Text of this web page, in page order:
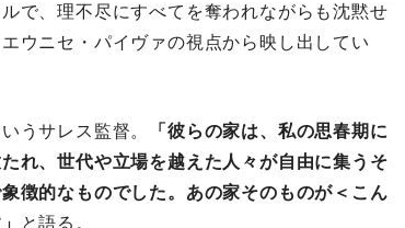
で、理不尽にすべてを奪われながらも沈黙せ
ウニセ・パイヴァの視点から映し出してい
うサレス監督。
「彼らの家は、私の思春期に
れ、世代や⽴場を越えた⼈々が⾃由に集うそ
徴的なものでした。あの家そのものが＜こん
と語る。